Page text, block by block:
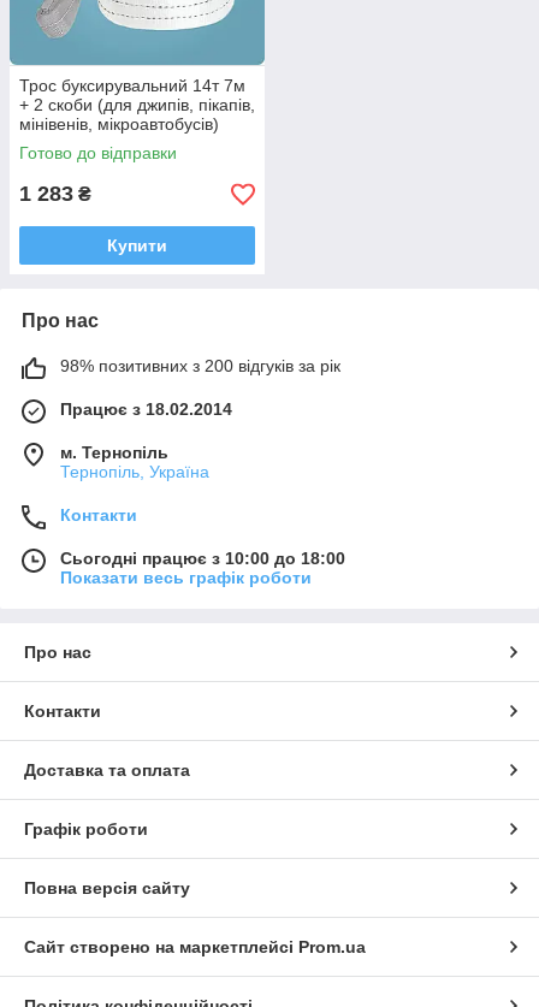
Трос буксирувальний 14т 7м
+ 2 скоби (для джипів, пікапів,
мінівенів, мікроавтобусів)
Готово до відправки
1 283 ₴
Купити
Про нас
98% позитивних з 200 відгуків за рік
Працює з 18.02.2014
м. Тернопіль
Тернопіль, Україна
Контакти
Сьогодні працює з 10:00 до 18:00
Показати весь графік роботи
Про нас
Контакти
Доставка та оплата
Графік роботи
Повна версія сайту
Сайт створено на маркетплейсі Prom.ua